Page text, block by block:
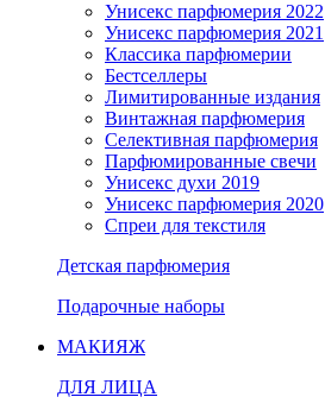
Унисекс парфюмерия 2022
Унисекс парфюмерия 2021
Классика парфюмерии
Бестселлеры
Лимитированные издания
Винтажная парфюмерия
Селективная парфюмерия
Парфюмированные свечи
Унисекс духи 2019
Унисекс парфюмерия 2020
Спреи для текстиля
Детская парфюмерия
Подарочные наборы
МАКИЯЖ
ДЛЯ ЛИЦА